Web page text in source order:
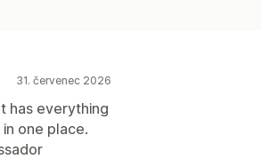
31. červenec 2026
has everything
one place.